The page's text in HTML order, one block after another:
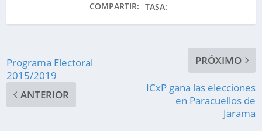
COMPARTIR: TASA:
Programa Electoral
2015/2019
ANTERIOR
PRÓXIMO
ICxP gana las elecciones
en Paracuellos de
Jarama